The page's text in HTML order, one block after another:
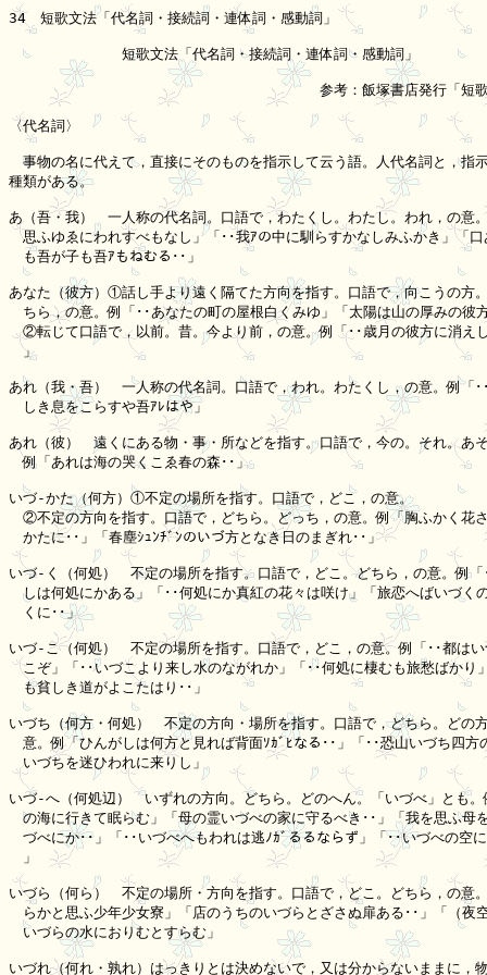
34　短歌文法「代名詞・接続詞・連体詞・感動詞」
短歌文法「代名詞・接続詞・連体詞・感動詞」
参考：飯塚書店発行「短歌文法
〈代名詞〉
事物の名に代えて，直接にそのものを指示して云う語。人代名詞と，指
種類がある。
あ（吾・我）　一人称の代名詞。口語で，わたくし。わたし。われ，の意
思ふゆゑにわれすべもなし」「･･我ｱの中に馴らすかなしみふかき」「口
も吾が子も吾ｱもねむる･･」
あなた（彼方）①話し手より遠く隔てた方向を指す。口語で，向こうの方
ちら，の意。例「･･あなたの町の屋根白くみゆ」「太陽は山の厚みの彼
②転じて口語で，以前。昔。今より前，の意。例「･･歳月の彼方に消え
」
あれ（我・吾）　一人称の代名詞。口語で，われ。わたくし，の意。例「･
しき息をこらすや吾ｱﾚはや」
あれ（彼）　遠くにある物・事・所などを指す。口語で，今の。それ。あ
例「あれは海の哭くこゑ春の森･･」
いづ-かた（何方）①不定の場所を指す。口語で，どこ，の意。
②不定の方向を指す。口語で，どちら。どっち，の意。例「胸ふかく花
かたに･･」「春塵ｼｭﾝﾁﾞﾝのいづ方となき日のまぎれ･･」
いづ-く（何処）　不定の場所を指す。口語で，どこ。どちら，の意。例
しは何処にかある」「･･何処にか真紅の花々は咲け」「旅恋へばいづく
くに･･」
いづ-こ（何処）　不定の場所を指す。口語で，どこ，の意。例「･･都は
こぞ」「･･いづこより来し水のながれか」「･･何処に棲むも旅愁ばかり
も貧しき道がよこたはり･･」
いづち（何方・何処）　不定の方向・場所を指す。口語で，どちら。どの
意。例「ひんがしは何方と見れば背面ｿｶﾞﾋなる･･」「･･恐山いづち四方
いづちを迷ひわれに来りし」
いづ-へ（何処辺）　いずれの方向。どちら。どのへん。「いづべ」とも
の海に行きて眠らむ」「母の霊いづべの家に守るべき･･」「我を思ふ母
づべにか･･」「･･いづべへもわれは逃ﾉｶﾞるるならず」「･･いづべの空
」
いづら（何ら）　不定の場所・方向を指す。口語で，どこ。どちら，の意
らかと思ふ少年少女寮」「店のうちのいづらとざさぬ扉ある･･」「（夜
いづらの水におりむとすらむ」
いづれ（何れ・孰れ）はっきりとは決めないで，又は分からないままに，